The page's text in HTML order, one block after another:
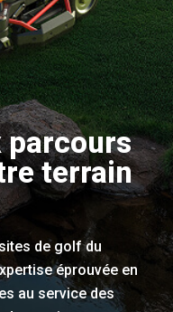
parcours
terrain
de golf du
éprouvée en
au service des